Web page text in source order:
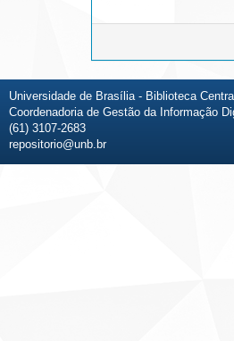
Universidade de Brasília - Biblioteca
Coordenadoria de Gestão da Informação
(61) 3107-2683
repositorio@unb.br